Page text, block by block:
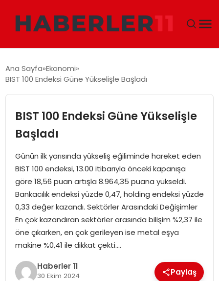
EKONOMI
SIYASET
TEKNOLOJI
EĞITIM
MAGAZIN
YAŞAM
Ana Sayfa Ekonomi
BIST 100 Endeksi Güne Yükselişle Başladı
BIST 100 Endeksi Güne Yükselişle
Başladı
Günün ilk yarısında yükseliş eğiliminde hareket eden
BIST 100 endeksi, 13.00 itibarıyla önceki kapanışa
göre 18,56 puan artışla 8.964,35 puana yükseldi.
Bankacılık endeksi yüzde 0,47, holding endeksi yüzde
0,33 değer kazandı. Sektörler Arasındaki Değişimler
En çok kazandıran sektörler arasında bilişim %2,37 ile
öne çıkarken, en çok gerileyen ise metal eşya
makine %0,41 ile dikkat çekti….
Haberler 11
30 Ekim 2024 Paylaş